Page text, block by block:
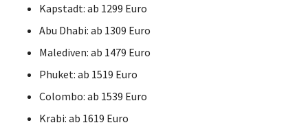
Kapstadt: ab 1299 Euro
Abu Dhabi: ab 1309 Euro
Malediven: ab 1479 Euro
Phuket: ab 1519 Euro
Colombo: ab 1539 Euro
Krabi: ab 1619 Euro